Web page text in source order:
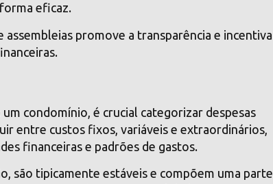
eficaz.
promove a transparência e incentiva
condomínio, é crucial categorizar despesas
entre custos fixos, variáveis e extraordinários,
financeiras e padrões de gastos.
são tipicamente estáveis e compõem uma parte